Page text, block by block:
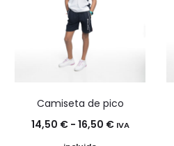
4,90 €
hasta
Camiseta de pico
14,50 € - 16,50 €Rango
IVA